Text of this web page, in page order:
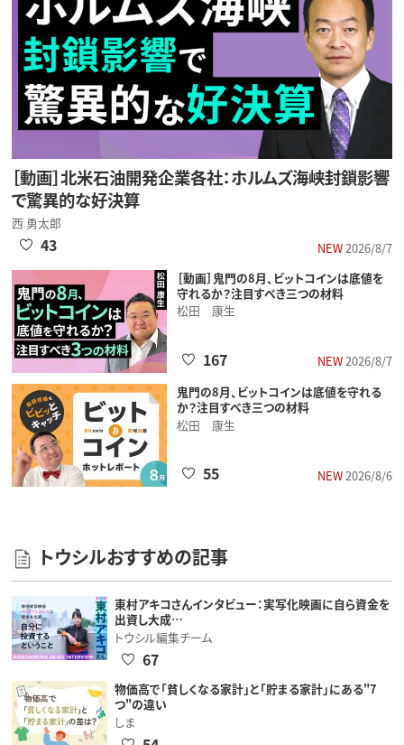
［動画］北米石油開発企業各社：ホルムズ海峡封鎖影響
で驚異的な好決算
西 勇太郎
NEW2026/8/7
43
［動画］鬼門の8月、ビットコインは底値を
守れるか？注目すべき三つの材料
松田 康生
NEW2026/8/7
167
鬼門の8月、ビットコインは底値を守れる
か？注目すべき三つの材料
松田 康生
NEW2026/8/6
55
トウシルおすすめの記事
東村アキコさんインタビュー：実写化映画に自ら資金を
出資し大成…
トウシル編集チーム
67
物価高で「貧しくなる家計」と「貯まる家計」にある"7
つ"の違い
しま